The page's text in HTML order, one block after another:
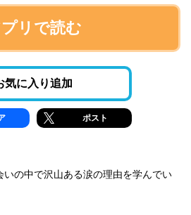
リで読む
気に入り追加
ポスト
いの中で沢山ある涙の理由を学んでい